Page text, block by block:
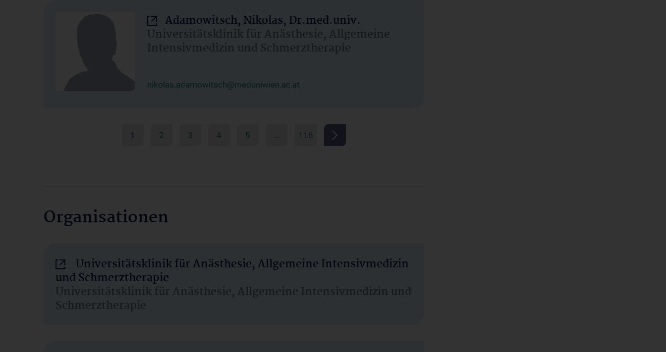
Adamowitsch, Nikolas, Dr.med.univ.
Universitätsklinik für Anästhesie, Allgemeine
Intensivmedizin und Schmerztherapie
nikolas.adamowitsch@meduniwien.ac.at
1 2 3 4 5 … 116
Organisationen
Universitätsklinik für Anästhesie, Allgemeine Intensivmedizin
und Schmerztherapie
Universitätsklinik für Anästhesie, Allgemeine Intensivmedizin und
Schmerztherapie